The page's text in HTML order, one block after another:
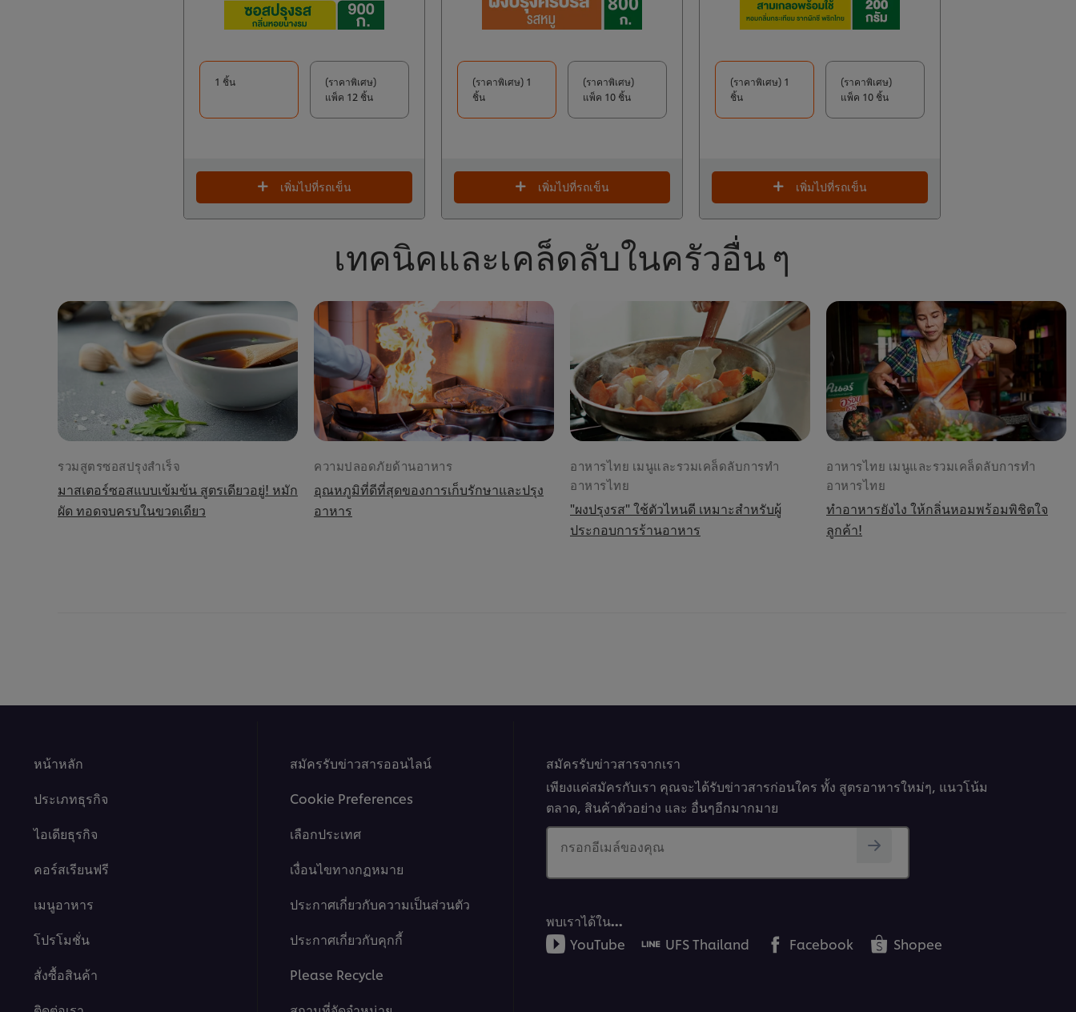
1 ชิ้น
(ราคาพิเศษ)
แพ็ค 12 ชิ้น
เพิ่มไปที่รถเข็น
(ราคาพิเศษ) 1
ชิ้น
(ราคาพิเศษ)
แพ็ค 10 ชิ้น
เพิ่มไปที่รถเข็น
(ราคาพิเศษ) 1
ชิ้น
(ราคาพิเศษ)
แพ็ค 10 ชิ้น
เพิ่มไปที่รถเข็น
เทคนิคและเคล็ดลับในครัวอื่น ๆ
รวมสูตรซอสปรุงสำเร็จ
มาสเตอร์ซอสแบบเข้มข้น สูตรเดียวอยู่! หมัก
ผัด ทอดจบครบในขวดเดียว
ความปลอดภัยด้านอาหาร
อุณหภูมิที่ดีที่สุดของการเก็บรักษาและปรุง
อาหาร
อาหารไทย เมนูและรวมเคล็ดลับการทำ
อาหารไทย
"ผงปรุงรส" ใช้ตัวไหนดี เหมาะสำหรับผู้
ประกอบการร้านอาหาร
อาหารไทย เมนูและรวมเคล็ดลับการทำ
อาหารไทย
ทำอาหารยังไง ให้กลิ่นหอมพร้อมพิชิตใจ
ลูกค้า!
หน้าหลัก
ประเภทธุรกิจ
ไอเดียธุรกิจ
คอร์สเรียนฟรี
เมนูอาหาร
โปรโมชั่น
สั่งซื้อสินค้า
สมัครรับข่าวสารออนไลน์
Cookie Preferences
เลือกประเทศ
เงื่อนไขทางกฏหมาย
ประกาศเกี่ยวกับความเป็นส่วนตัว
ประกาศเกี่ยวกับคุกกี้
Please Recycle
สมัครรับข่าวสารจากเรา
เพียงแค่สมัครกับเรา คุณจะได้รับข่าวสารก่อนใคร ทั้ง สูตรอาหารใหม่ๆ, แนวโน้ม
ตลาด, สินค้าตัวอย่าง และ อื่นๆอีกมากมาย
กรอกอีเมล์ของคุณ
พบเราได้ใน…
YouTube
UFS Thailand Facebook Shopee